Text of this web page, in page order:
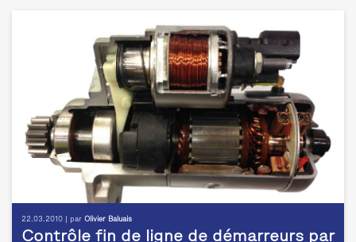
22.03.2010 | par Olivier Baluais
Contrôle fin de ligne de démarreurs par